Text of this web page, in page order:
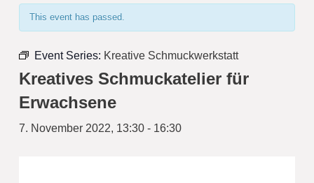
This event has passed.
Event Series: Kreative Schmuckwerkstatt
Kreatives Schmuckatelier für
Erwachsene
7. November 2022, 13:30- 16:30